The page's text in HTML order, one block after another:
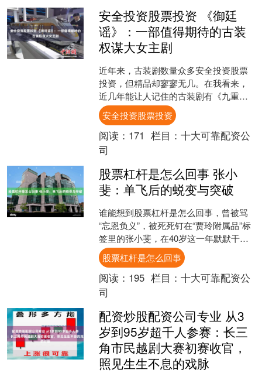
安全投资股票投资 《御廷
谣》：一部值得期待的古装
权谋大女主剧
近年来，古装剧数量众多安全投资股票
投资，但精品却寥寥无几。在我看来，
近几年能让人记住的古装剧有《九重
紫》《墨雨云间》《雁回时》等。每个
人的喜好各异，我就特别钟情....
安全投资股票投资
阅读： 171 栏目： 十大可靠配资公
司
股票杠杆是怎么回事 张小
斐：单飞后的蜕变与突破
谁能想到股票杠杆是怎么回事，曾被骂
“忘恩负义”，被死死钉在“贾玲附属品”标
签里的张小斐，在40岁这一年默默干出
了一番大事。 刚单飞时，全网都断定她
会糊，重回龙套....
股票杠杆是怎么回事
阅读： 195 栏目： 十大可靠配资公
司
配资炒股配资公司专业 从3
岁到95岁超千人参赛：长三
角市民越剧大赛初赛收官，
照见生生不息的戏脉